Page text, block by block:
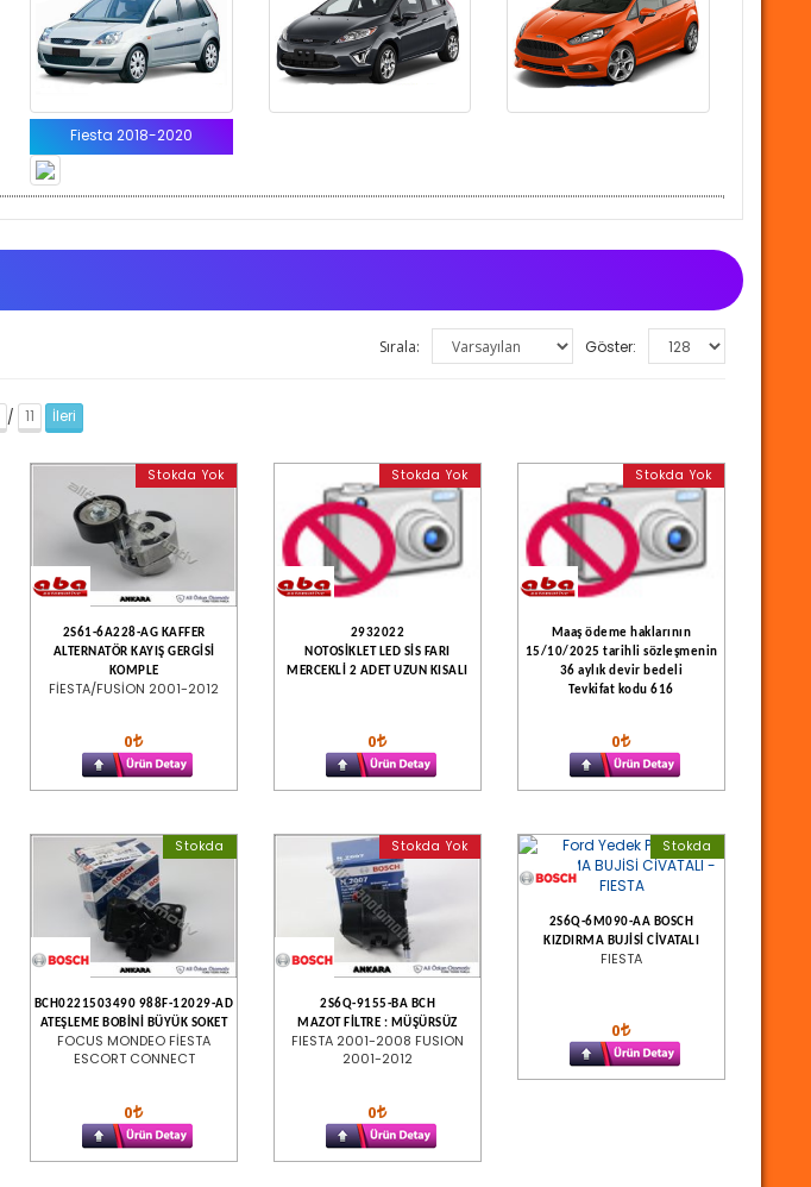
Fiesta 2018-2020
Göster:
Sırala:
/ 11 İleri
Stokda Yok
2S61-6A228-AG KAFFER
ALTERNATÖR KAYIŞ GERGİSİ
KOMPLE
FİESTA/FUSİON 2001-2012
0
Stokda Yok
2932022
NOTOSİKLET LED SİS FARI
MERCEKLİ 2 ADET UZUN KISALI
0
Stokda Yok
Maaş ödeme haklarının
15/10/2025 tarihli sözleşmenin
36 aylık devir bedeli
Tevkifat kodu 616
0
Stokda
BCH0221503490 988F-12029-AD
ATEŞLEME BOBİNİ BÜYÜK SOKET
FOCUS MONDEO FİESTA
ESCORT CONNECT
0
Stokda Yok
2S6Q-9155-BA BCH
MAZOT FİLTRE : MÜŞÜRSÜZ
FIESTA 2001-2008 FUSION
2001-2012
0
Stokda
2S6Q-6M090-AA BOSCH
KIZDIRMA BUJİSİ CİVATALI
FIESTA
0